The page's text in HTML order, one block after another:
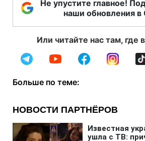
Не упустите главное!
наши обновления в
Или читайте нас там, где
Больше по теме: